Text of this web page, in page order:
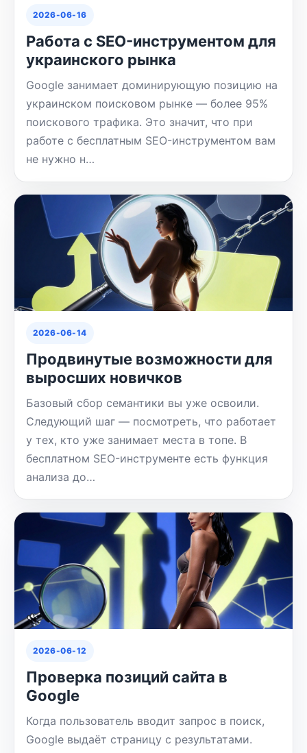
2026-06-16
Работа с SEO-инструментом для
украинского рынка
Google занимает доминирующую позицию на
украинском поисковом рынке — более 95%
поискового трафика. Это значит, что при
работе с бесплатным SEO-инструментом вам
не нужно н…
2026-06-14
Продвинутые возможности для
выросших новичков
Базовый сбор семантики вы уже освоили.
Следующий шаг — посмотреть, что работает
у тех, кто уже занимает места в топе. В
бесплатном SEO-инструменте есть функция
анализа до…
2026-06-12
Проверка позиций сайта в
Google
Когда пользователь вводит запрос в поиск,
Google выдаёт страницу с результатами.